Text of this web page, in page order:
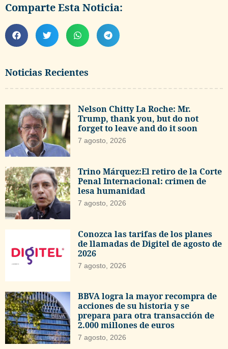
Noticias Recientes
Nelson Chitty La Roche: Mr.
Trump, thank you, but do not
forget to leave and do it soon
7 agosto, 2026
Trino Márquez:El retiro de la Corte
Penal Internacional: crimen de
lesa humanidad
7 agosto, 2026
Conozca las tarifas de los planes
de llamadas de Digitel de agosto de
2026
7 agosto, 2026
BBVA logra la mayor recompra de
acciones de su historia y se
prepara para otra transacción de
2.000 millones de euros
7 agosto, 2026
Comparte Esta Noticia: